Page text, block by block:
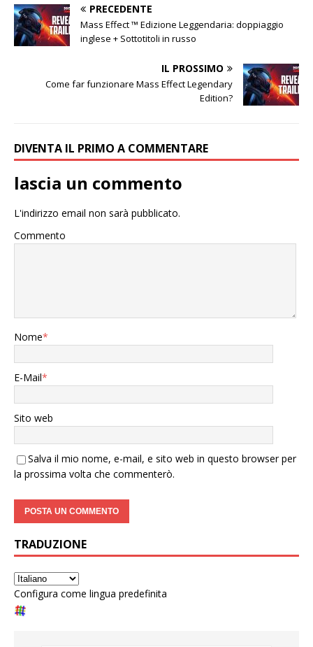
PRECEDENTE
Mass Effect ™ Edizione Leggendaria: doppiaggio
inglese + Sottotitoli in russo
IL PROSSIMO
Come far funzionare Mass Effect Legendary
Edition?
DIVENTA IL PRIMO A COMMENTARE
lascia un commento
L'indirizzo email non sarà pubblicato.
Commento
Nome*
E-Mail*
Sito web
Salva il mio nome, e-mail, e sito web in questo browser per
la prossima volta che commenterò.
TRADUZIONE
Configura come lingua predefinita